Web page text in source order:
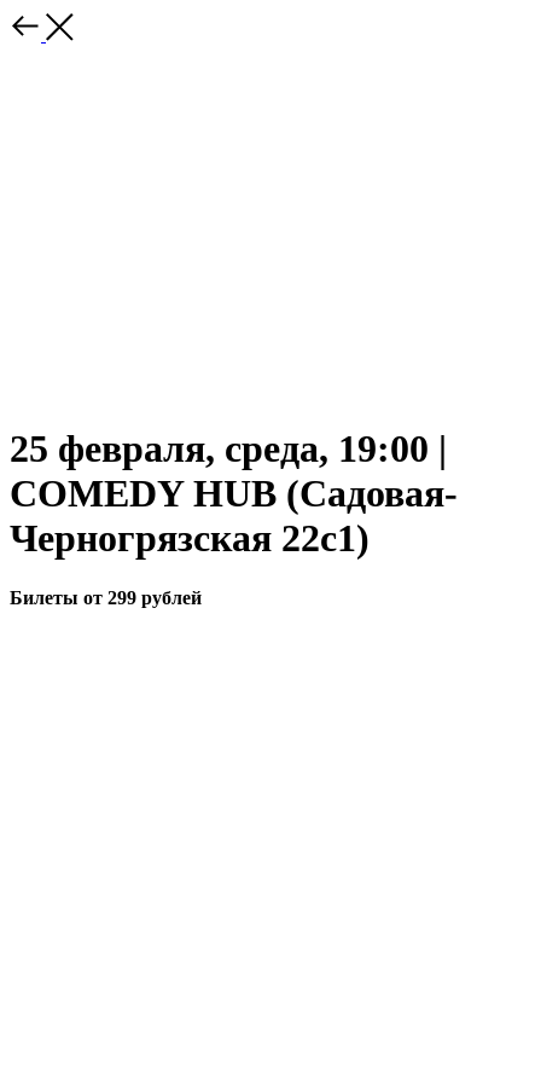
25 февраля, среда, 19:00 |
COMEDY HUB (Садовая-
Черногрязская 22с1)
Билеты от 299 рублей